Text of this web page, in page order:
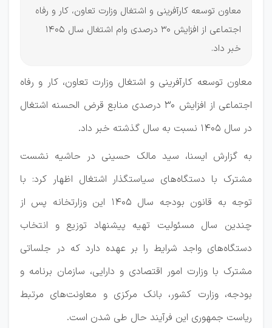
معاون توسعه کارآفرینی و اشتغال وزارت تعاون، کار و رفاه
اجتماعی از افزایش 30 درصدی وام اشتغال سال 1405
خبر داد.
معاون توسعه کارآفرینی و اشتغال وزارت تعاون، کار و رفاه
اجتماعی از افزایش ۳۰ درصدی منابع قرض الحسنه اشتغال
در سال ۱۴۰۵ نسبت به سال گذشته خبر داد.
به گزارش ایسنا، سید مالک حسینی در حاشیه نشست
مشترک با دستگاه‌های سیاستگذار اشتغال اظهار کرد: با
توجه به قانون بودجه سال ۱۴۰۵ این وزارتخانه پس از
چندین سال مسئولیت تهیه پیشنهاد توزیع و انتخاب
دستگاه‌های واجد شرایط را بر عهده دارد که در جلساتی
مشترک با وزارت امور اقتصادی و دارایی، سازمان برنامه و
بودجه، وزارت کشور، بانک مرکزی و معاونت‌های مرتبط
ریاست جمهوری این فرآیند حال طی شدن است.